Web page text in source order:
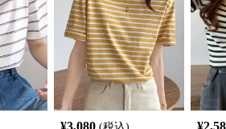
¥3,080 ¥